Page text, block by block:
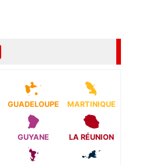
GUADELOUPE MARTINIQUE
GUYANE LA RÉUNION